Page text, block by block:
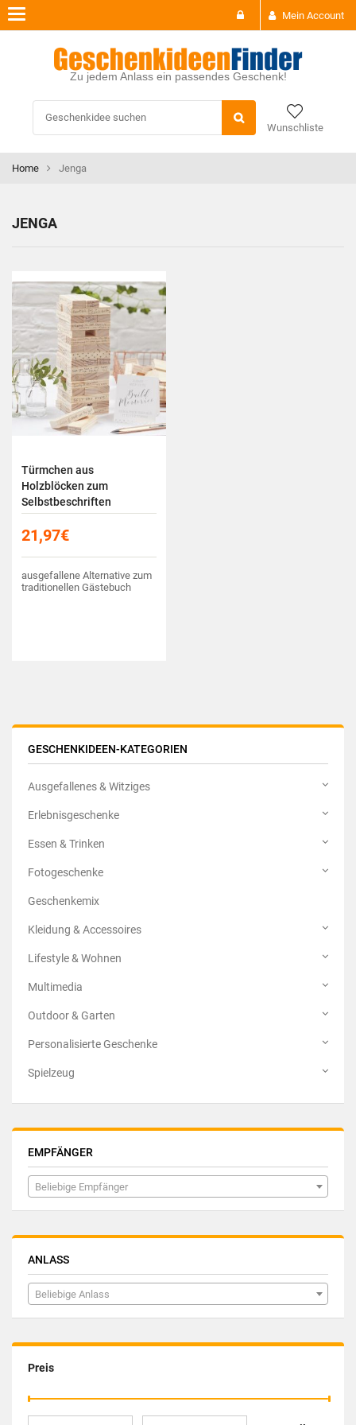
Mein Account
Zu jedem Anlass ein passendes Geschenk!
Wunschliste
Toggle
navigation
Home Jenga
GESCHENKIDEEN-KATEGORIEN
Ausgefallenes & Witziges
Erlebnisgeschenke
Essen & Trinken
Fotogeschenke
Geschenkemix
Kleidung & Accessoires
Lifestyle & Wohnen
Multimedia
Outdoor & Garten
Personalisierte Geschenke
Spielzeug
EMPFÄNGER
Beliebige Empfänger
ANLASS
Beliebige Anlass
Preis
JENGA
Türmchen aus
Holzblöcken zum
Selbstbeschriften
21,97€
ausgefallene Alternative zum
traditionellen Gästebuch